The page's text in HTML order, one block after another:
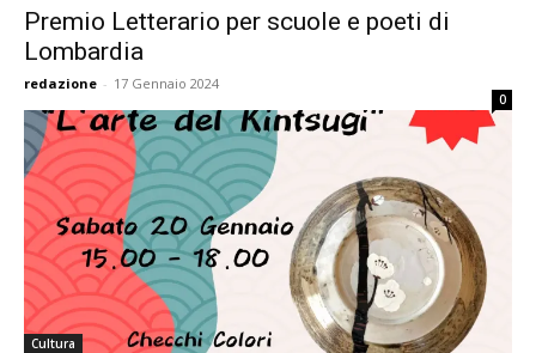
Premio Letterario per scuole e poeti di
Lombardia
redazione - 17 Gennaio 2024
0
Cultura